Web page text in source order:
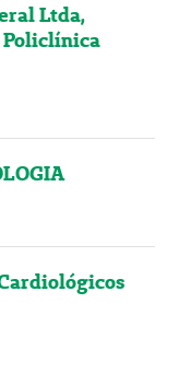
Ltda,
Policlínica